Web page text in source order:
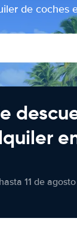
de coches
11 de